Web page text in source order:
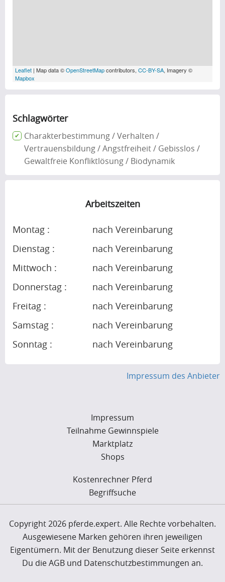
Leaflet | Map data ©OpenStreetMapcontributors, CC-BY-SA, Imagery ©
Mapbox
Schlagwörter
Charakterbestimmung / Verhalten /
Vertrauensbildung / Angstfreiheit / Gebisslos /
Gewaltfreie Konfliktlösung / Biodynamik
Arbeitszeiten
Montag :
nach Vereinbarung
Dienstag :
nach Vereinbarung
Mittwoch :
nach Vereinbarung
Donnerstag :
nach Vereinbarung
Freitag :
nach Vereinbarung
Samstag :
nach Vereinbarung
Sonntag :
nach Vereinbarung
Impressum des Anbieter
Impressum
Teilnahme Gewinnspiele
Marktplatz
Shops
Kostenrechner Pferd
Begriffsuche
Copyright 2026 pferde.expert. Alle Rechte vorbehalten.
Ausgewiesene Marken gehören ihren jeweiligen
Eigentümern. Mit der Benutzung dieser Seite erkennst
Du die AGB und Datenschutzbestimmungen an.